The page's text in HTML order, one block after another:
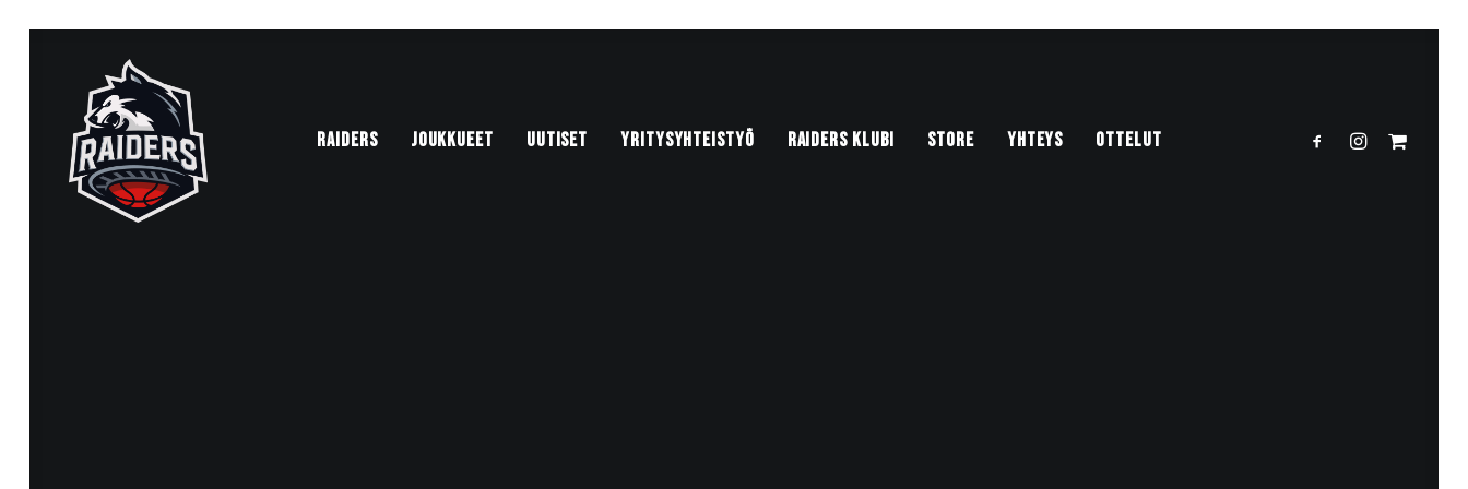
RAIDERS JOUKKUEET UUTISET YRITYSYHTEISTYÖ RAIDERS KLUBI STORE YHTEYS OTTELUT